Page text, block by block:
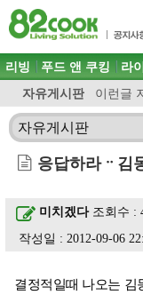
목차
주메뉴 바로가기
컨텐츠 바로가기
검색 바로가기
로그인 바로가기
주메뉴
리빙 푸드 앤 쿠킹 라
자유게시판 이런글
자유게시판
응답하라ᆢ김
미치겠다조회수 :
작성일 : 2012-09-06
결정적일때 나오는 김